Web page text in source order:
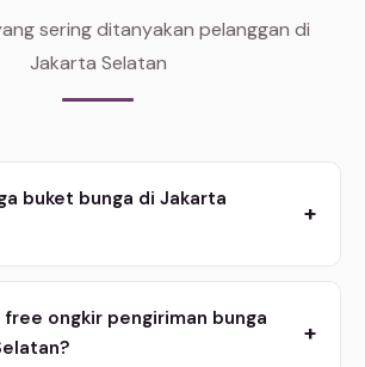
sering ditanyakan pelanggan di
Jakarta Selatan
buket bunga di Jakarta
+
free ongkir pengiriman bunga
+